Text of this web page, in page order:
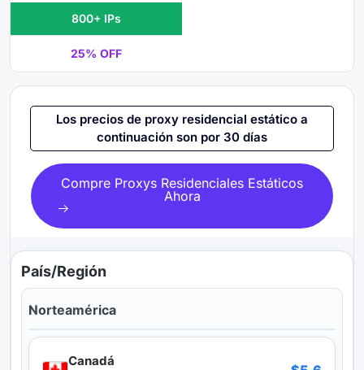
800+ IPs
25% OFF
Los precios de proxy residencial estático a
continuación son por 30 días
Compre Proxys Residenciales Estáticos
Ahora